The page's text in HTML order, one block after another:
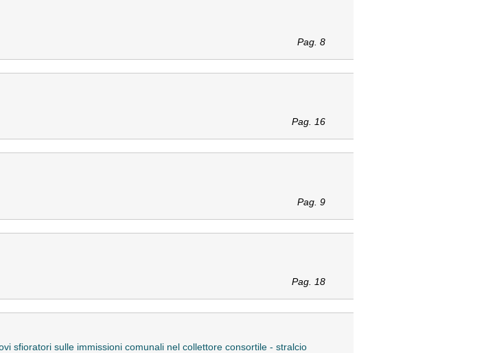
Pag. 8
Pag. 16
Pag. 9
Pag. 18
sfioratori sulle immissioni comunali nel collettore consortile - stralcio